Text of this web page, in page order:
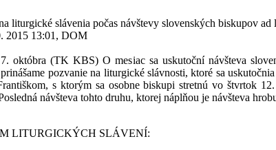
liturgické slávenia počas návštevy slovenských biskupov ad
2015 13:01, DOM
októbra (TK KBS) O mesiac sa uskutoční návšteva
pozvanie na liturgické slávnosti, ktoré sa
s ktorým sa osobne biskupi stretnú vo štvrtok
návšteva tohto druhu, ktorej náplňou je návšteva
LITURGICKÝCH SLÁVENÍ: